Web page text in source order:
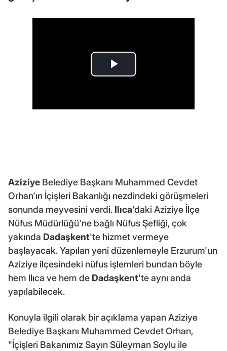
Aziziye Belediye Başkanı Muhammed Cevdet
Orhan'ın İçişleri Bakanlığı nezdindeki görüşmeleri
sonunda meyvesini verdi. Ilıca'daki Aziziye İlçe
Nüfus Müdürlüğü'ne bağlı Nüfus Şefliği, çok
yakında Dadaşkent'te hizmet vermeye
başlayacak. Yapılan yeni düzenlemeyle Erzurum'un
Aziziye ilçesindeki nüfus işlemleri bundan böyle
hem Ilıca ve hem de Dadaşkent'te aynı anda
yapılabilecek.
Konuyla ilgili olarak bir açıklama yapan Aziziye
Belediye Başkanı Muhammed Cevdet Orhan,
"İçişleri Bakanımız Sayın Süleyman Soylu ile